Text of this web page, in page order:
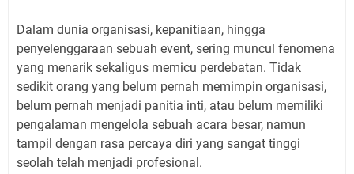
Dalam dunia organisasi, kepanitiaan, hingga
penyelenggaraan sebuah event, sering muncul fenomena
yang menarik sekaligus memicu perdebatan. Tidak
sedikit orang yang belum pernah memimpin organisasi,
belum pernah menjadi panitia inti, atau belum memiliki
pengalaman mengelola sebuah acara besar, namun
tampil dengan rasa percaya diri yang sangat tinggi
seolah telah menjadi profesional.